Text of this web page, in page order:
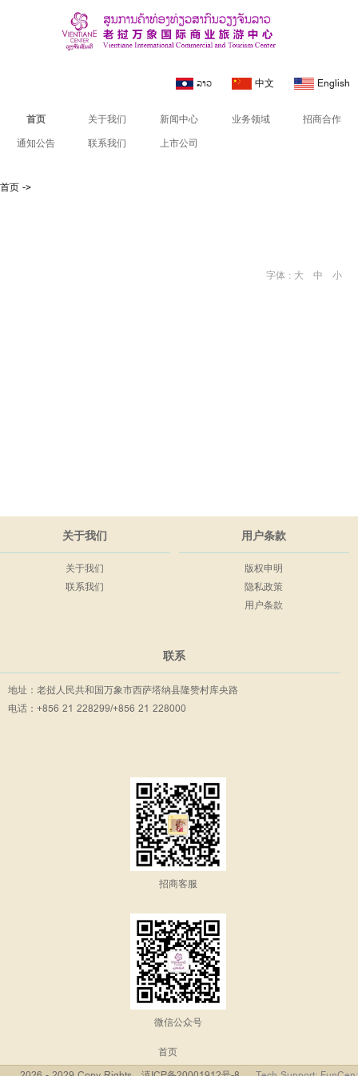
ລາວ 中文 English
首页 关于我们 新闻中心 业务领域
招商合作
通知公告
联系我们 上市公司
首页 ->
字体 : 大 中 小
关于我们
关于我们
联系我们
用户条款
版权申明
隐私政策
用户条款
联系
地址：老挝人民共和国万象市西萨塔纳县隆赞村库央路
电话：+856 21 228299/+856 21 228000
招商客服
微信公众号
首页